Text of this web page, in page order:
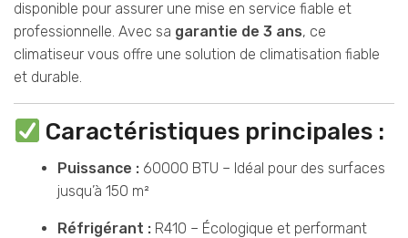
disponible pour assurer une mise en service fiable et
professionnelle. Avec sa garantie de 3 ans, ce
climatiseur vous offre une solution de climatisation fiable
et durable.
Caractéristiques principales :
Puissance : 60000 BTU – Idéal pour des surfaces
jusqu’à 150 m²
Réfrigérant : R410 – Écologique et performant